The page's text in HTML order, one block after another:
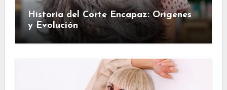
Historia del Corte Encapaz: Orígenes
y Evolución